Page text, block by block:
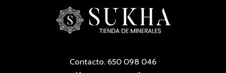
Contacto. 650 098 046